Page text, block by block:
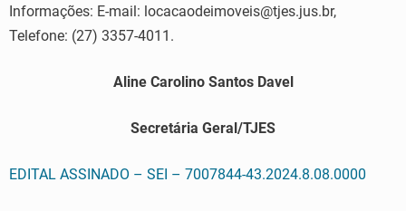
Informações: E-mail: locacaodeimoveis@tjes.jus.br,
Telefone: (27) 3357-4011.
Aline Carolino Santos Davel
Secretária Geral/TJES
EDITAL ASSINADO – SEI – 7007844-43.2024.8.08.0000